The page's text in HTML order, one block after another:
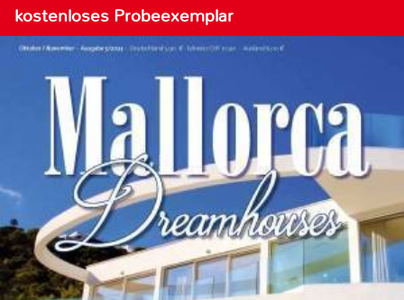
kostenloses Probeexemplar